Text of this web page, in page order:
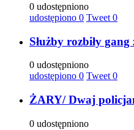
0 udostępniono
udostępiono 0 Tweet 0
Służby rozbiły
0 udostępniono
udostępiono 0 Tweet 0
ŻARY/ Dwaj
0 udostępniono